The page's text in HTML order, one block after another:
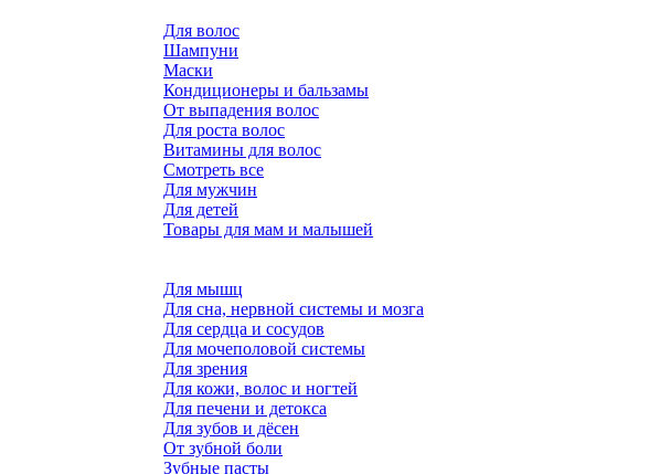
Для волос
Шампуни
Маски
Кондиционеры и бальзамы
От выпадения волос
Для роста волос
Витамины для волос
Смотреть все
Для мужчин
Для детей
Товары для мам и малышей
Для мышц
Для сна, нервной системы и мозга
Для сердца и сосудов
Для мочеполовой системы
Для зрения
Для кожи, волос и ногтей
Для печени и детокса
Для зубов и дёсен
От зубной боли
Зубные пасты